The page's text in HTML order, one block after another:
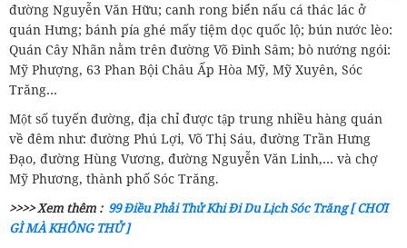
đường Nguyễn Văn Hữu; canh rong biển nấu cá thác lác ở
quán Hưng; bánh pía ghé mấy tiệm dọc quốc lộ; bún nước lèo:
Quán Cây Nhãn nằm trên đường Võ Đình Sâm; bò nướng ngói:
Mỹ Phượng, 63 Phan Bội Châu Ấp Hòa Mỹ, Mỹ Xuyên, Sóc
Trăng…
Một số tuyến đường, địa chỉ được tập trung nhiều hàng quán
về đêm như: đường Phú Lợi, Võ Thị Sáu, đường Trần Hưng
Đạo, đường Hùng Vương, đường Nguyễn Văn Linh,… và chợ
Mỹ Phương, thành phố Sóc Trăng.
>>>> Xem thêm : 99 Điều Phải Thử Khi Đi Du Lịch Sóc Trăng [ CHƠI
GÌ MÀ KHÔNG THỬ ]